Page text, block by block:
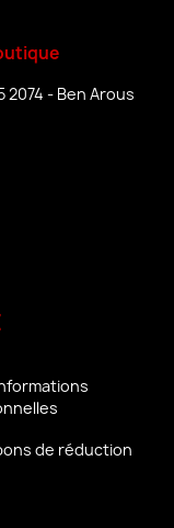
2074 - Ben Arous
de réduction